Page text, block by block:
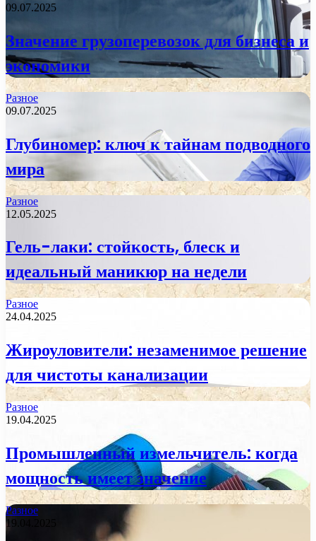
09.07.2025
Значение грузоперевозок для бизнеса и
экономики
Разное
09.07.2025
Глубиномер: ключ к тайнам подводного
мира
Разное
12.05.2025
Гель-лаки: стойкость, блеск и
идеальный маникюр на недели
Разное
24.04.2025
Жироуловители: незаменимое решение
для чистоты канализации
Разное
19.04.2025
Промышленный измельчитель: когда
мощность имеет значение
Разное
19.04.2025